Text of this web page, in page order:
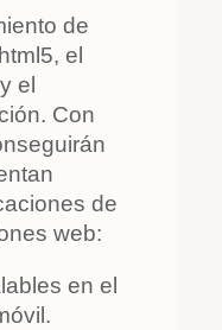
de
el
el
Con
de
web:
en el